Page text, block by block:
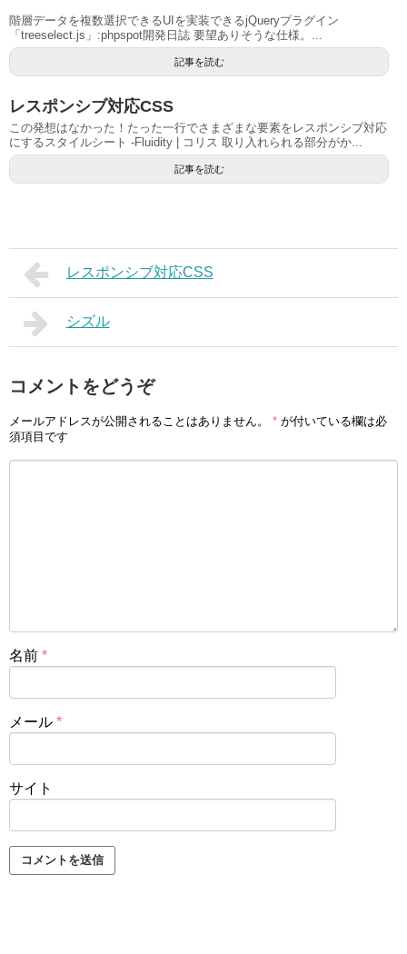
階層データを複数選択できるUIを実装できるjQueryプラグイン
「treeselect.js」:phpspot開発日誌 要望ありそうな仕様。...
記事を読む
レスポンシブ対応CSS
この発想はなかった！たった一行でさまざまな要素をレスポンシブ対応
にするスタイルシート -Fluidity | コリス 取り入れられる部分がか...
記事を読む
レスポンシブ対応CSS
シズル
コメントをどうぞ
メールアドレスが公開されることはありません。 * が付いている欄は必
須項目です
名前 *
メール *
サイト